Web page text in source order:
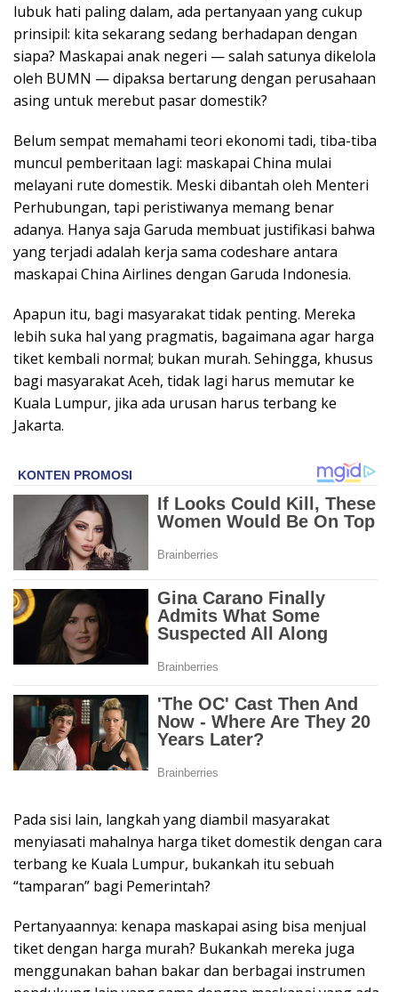
lubuk hati paling dalam, ada pertanyaan yang cukup
prinsipil: kita sekarang sedang berhadapan dengan
siapa? Maskapai anak negeri — salah satunya dikelola
oleh BUMN — dipaksa bertarung dengan perusahaan
asing untuk merebut pasar domestik?
Belum sempat memahami teori ekonomi tadi, tiba-tiba
muncul pemberitaan lagi: maskapai China mulai
melayani rute domestik. Meski dibantah oleh Menteri
Perhubungan, tapi peristiwanya memang benar
adanya. Hanya saja Garuda membuat justifikasi bahwa
yang terjadi adalah kerja sama codeshare antara
maskapai China Airlines dengan Garuda Indonesia.
Apapun itu, bagi masyarakat tidak penting. Mereka
lebih suka hal yang pragmatis, bagaimana agar harga
tiket kembali normal; bukan murah. Sehingga, khusus
bagi masyarakat Aceh, tidak lagi harus memutar ke
Kuala Lumpur, jika ada urusan harus terbang ke
Jakarta.
Pada sisi lain, langkah yang diambil masyarakat
menyiasati mahalnya harga tiket domestik dengan cara
terbang ke Kuala Lumpur, bukankah itu sebuah
“tamparan” bagi Pemerintah?
Pertanyaannya: kenapa maskapai asing bisa menjual
tiket dengan harga murah? Bukankah mereka juga
menggunakan bahan bakar dan berbagai instrumen